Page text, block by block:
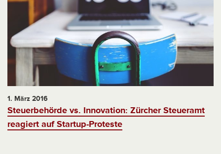
1. März 2016
Steuerbehörde vs. Innovation: Zürcher Steueramt
reagiert auf Startup-Proteste